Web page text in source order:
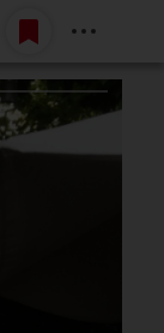
Belépés